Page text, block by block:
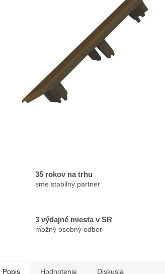
35 rokov na trhu
sme stabilný partner
3 výdajné miesta v SR
možný osobný odber
Popis Hodnotenie Diskusia